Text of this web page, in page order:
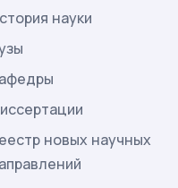
науки
новых научных